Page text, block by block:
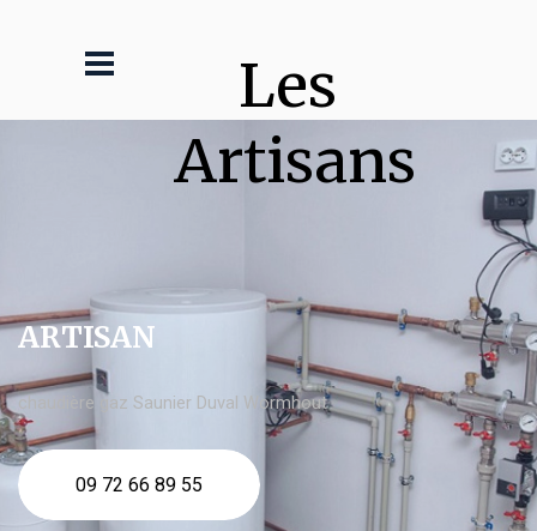
Les
Artisans
ARTISAN
chaudière gaz Saunier Duval Wormhout
09 72 66 89 55